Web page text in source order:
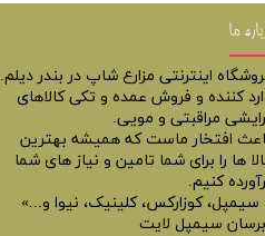
ما
اینترنتی مزارع شاپ در بندر دیلم.
کننده و فروش عمده و تکی کالاهای
مراقبتی و مویی.
افتخار ماست که همیشه بهترین
ها را برای شما تامین و نیاز های شما
کنیم.
سیمپل، کوزارکس، کلینیک، نیوا و...»
سیمپل لایت